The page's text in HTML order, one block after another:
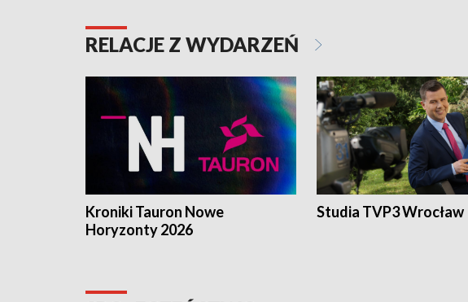
RELACJE Z WYDARZEŃ
Kroniki Tauron Nowe
Horyzonty 2026
Studia TVP3 Wrocław